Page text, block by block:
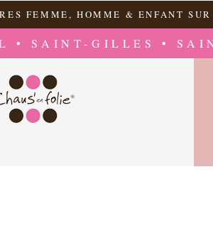
FEMME, HOMME & ENFANT
• SAINT-GILLES •